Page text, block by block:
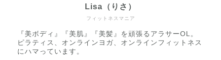
フィットネスマニア
Lisa（りさ）
『美ボディ』『美肌』『美髪』を頑張るアラサーOL。
ピラティス、オンラインヨガ、オンラインフィットネス
にハマっています。